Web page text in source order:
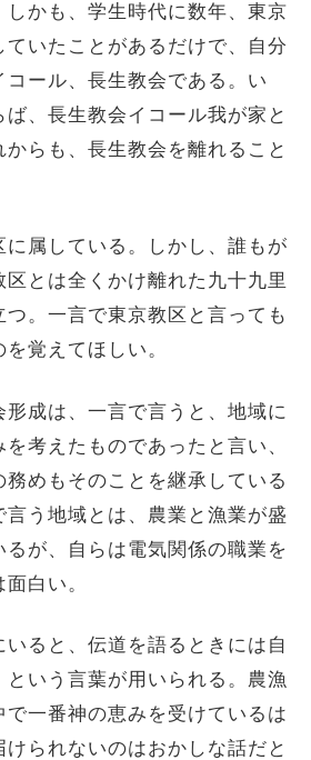
しかも、学生時代に数年、東京
いたことがあるだけで、自分
コール、長生教会である。い
、長生教会イコール我が家と
らも、長生教会を離れること
属している。しかし、誰もが
とは全くかけ離れた九十九里
。一言で東京教区と言っても
覚えてほしい。
成は、一言で言うと、地域に
考えたものであったと言い、
めもそのことを継承している
言う地域とは、農業と漁業が盛
るが、自らは電気関係の職業を
白い。
ると、伝道を語るときには自
いう言葉が用いられる。農漁
一番神の恵みを受けているは
られないのはおかしな話だと